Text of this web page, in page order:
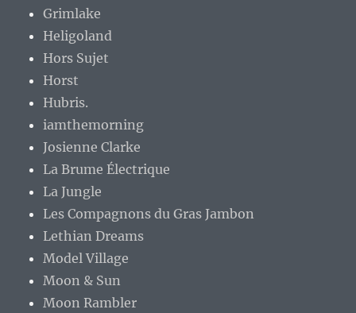
Grimlake
Heligoland
Hors Sujet
Horst
Hubris.
iamthemorning
Josienne Clarke
La Brume Électrique
La Jungle
Les Compagnons du Gras Jambon
Lethian Dreams
Model Village
Moon & Sun
Moon Rambler